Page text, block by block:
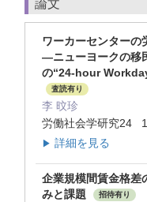
論文
ワーカーセンターの
—ニューヨークの移
の“24-hour
査読有り
李 旼珍
労働社会学研究24
▶ 詳細を見る
企業規模間賃金格差
みと課題
招待有り